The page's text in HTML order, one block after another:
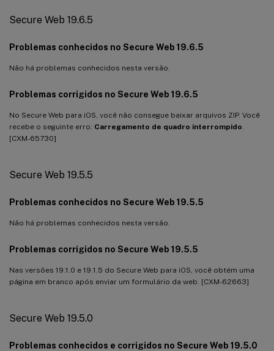
Secure Web 19.6.5
Problemas conhecidos no Secure Web 19.6.5
Não há problemas conhecidos nesta versão.
Problemas corrigidos no Secure Web 19.6.5
No Secure Web para iOS, você não consegue baixar arquivos ZIP. Você
recebe o seguinte erro: Carregamento de quadro interrompido
[CXM-65730]
Secure Web 19.5.5
Problemas conhecidos no Secure Web 19.5.5
Não há problemas conhecidos nesta versão.
Problemas corrigidos no Secure Web 19.5.5
Nas versões 19.1.0 e 19.1.5 do Secure Web para iOS, você obtém uma
página em branco após enviar um formulário da web. [CXM-62663]
Secure Web 19.5.0
Problemas conhecidos e corrigidos no Secure Web 19.5.0